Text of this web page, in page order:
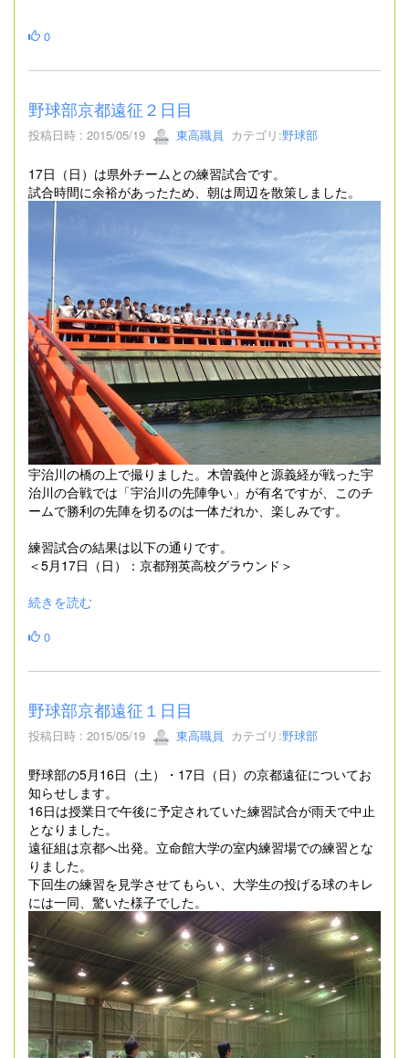
0
野球部京都遠征２日目
投稿日時 : 2015/05/19 東高職員 カテゴリ:野球部
17日（日）は県外チームとの練習試合です。
試合時間に余裕があったため、朝は周辺を散策しました。
宇治川の橋の上で撮りました。木曽義仲と源義経が戦った宇
治川の合戦では「宇治川の先陣争い」が有名ですが、このチ
ームで勝利の先陣を切るのは一体だれか、楽しみです。
練習試合の結果は以下の通りです。
＜5月17日（日）：京都翔英高校グラウンド＞
続きを読む
0
野球部京都遠征１日目
投稿日時 : 2015/05/19 東高職員 カテゴリ:野球部
野球部の5月16日（土）・17日（日）の京都遠征についてお
知らせします。
16日は授業日で午後に予定されていた練習試合が雨天で中止
となりました。
遠征組は京都へ出発。立命館大学の室内練習場での練習とな
りました。
下回生の練習を見学させてもらい、大学生の投げる球のキレ
には一同、驚いた様子でした。